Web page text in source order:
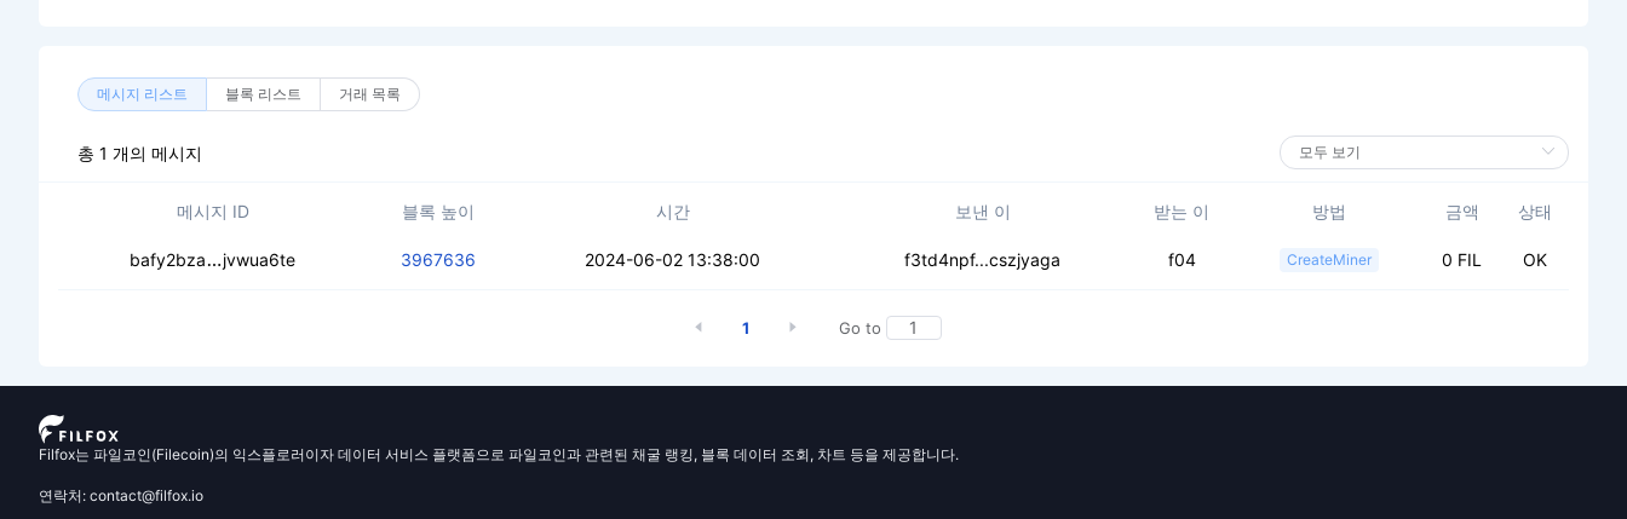
메시지 리스트 블록 리스트 거래 목록
총 1 개의 메시지
메시지 ID 블록 높이 시간 보낸 이 받는 이 방법 금액 상태
bafy2bza cedrezazbwre7gcpipv3fgoi4lc3kynly35lctrj5kadiv
jvwua6te 3967636 2024-06-02 13:38:00 f3td4npf...cszjyaga f04 CreateMiner 0 FIL OK
1 Go to
Filfox는 파일코인(Filecoin)의 익스플로러이자 데이터 서비스 플랫폼으로 파일코인과 관련된 채굴 랭킹, 블록 데이터 조회, 차트 등을 제공합니다.
연락처: contact@filfox.io